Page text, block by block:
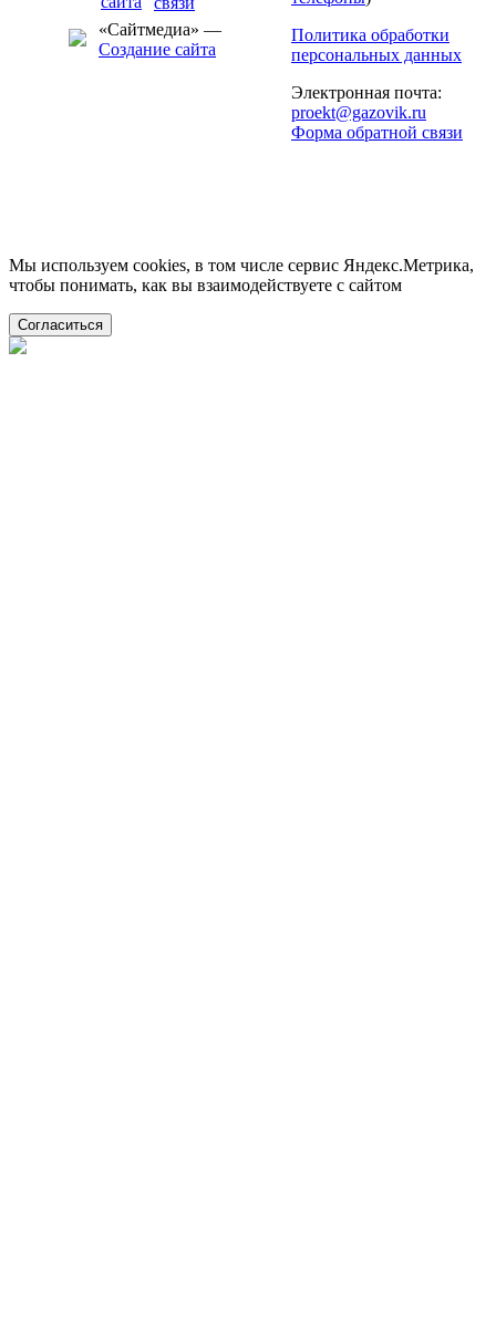
«Сайтмедиа» —
Создание сайта
Политика обработки
персональных данных
Электронная почта:
proekt@gazovik.ru
Форма обратной связи
Мы используем cookies, в том числе сервис Яндекс.Метрика,
чтобы понимать, как вы взаимодействуете с сайтом
Согласиться